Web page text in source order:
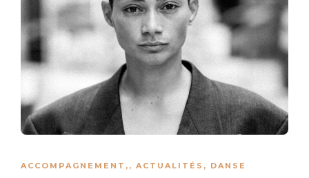
ACCOMPAGNEMENT, , ACTUALITÉS , DANSE